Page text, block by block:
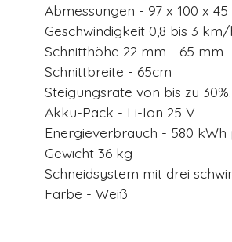
Abmessungen - 97 x 100 x 45
Geschwindigkeit 0,8 bis 3 km/
Schnitthöhe 22 mm - 65 mm
Schnittbreite - 65cm
Steigungsrate von bis zu 30%.
Akku-Pack - Li-Ion 25 V
Energieverbrauch - 580
Gewicht 36 kg
Schneidsystem mit drei
Farbe - Weiß